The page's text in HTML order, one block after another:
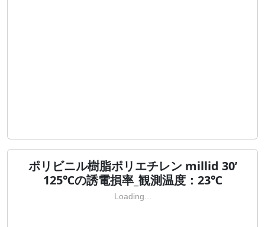
ポリビニル樹脂ポリエチレン millid 30’
125℃の誘電損率_観測温度：23℃
Loading...